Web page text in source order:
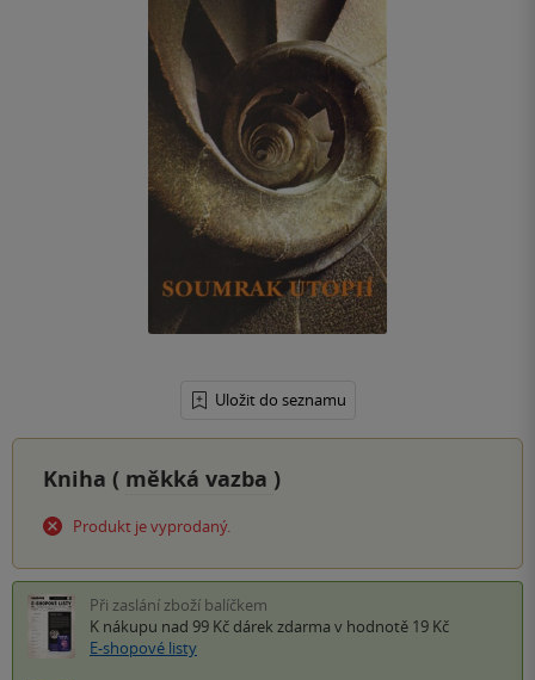
Uložit do seznamu
Kniha ( měkká vazba )
Produkt je vyprodaný.
Při zaslání zboží balíčkem
K nákupu nad 99 Kč dárek zdarma v hodnotě 19 Kč
E-shopové listy